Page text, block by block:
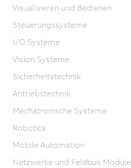
Visualisieren und Bedienen
Steuerungssysteme
I/O Systeme
Vision Systeme
Sicherheitstechnik
Antriebstechnik
Mechatronische Systeme
Robotics
Mobile Automation
Netzwerke und Feldbus Module